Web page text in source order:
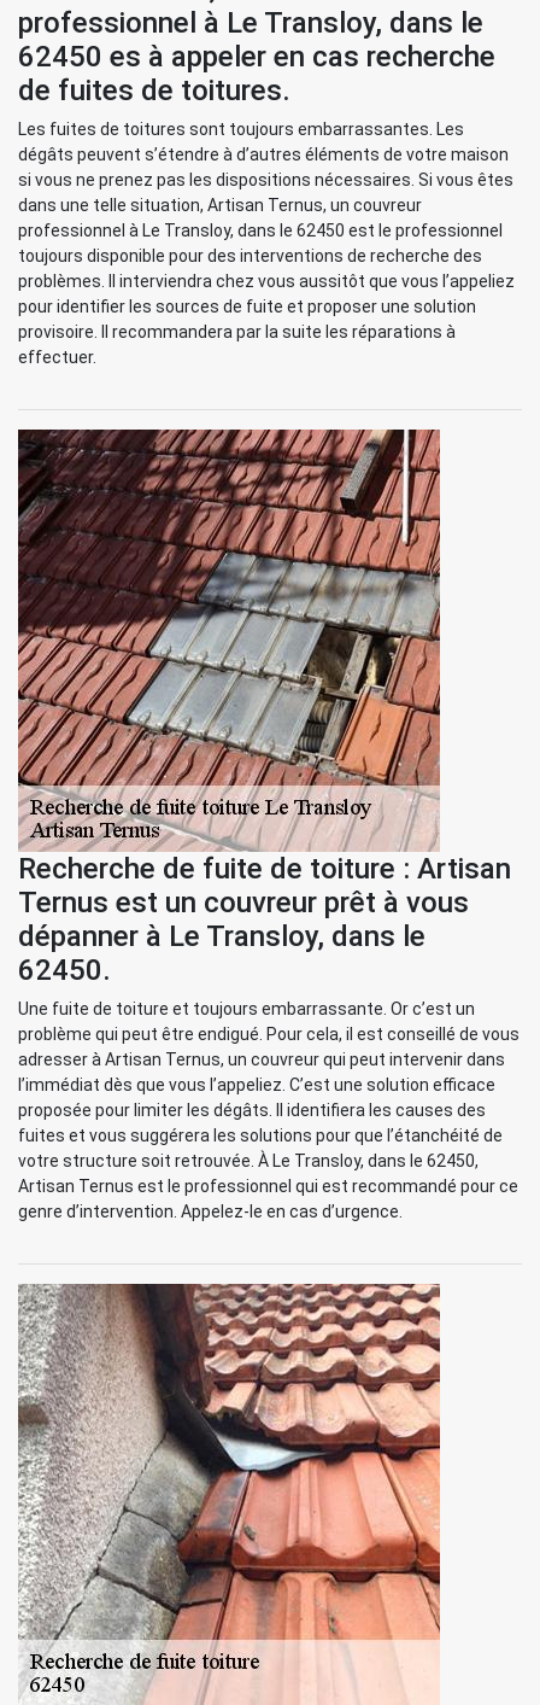
professionnel à Le Transloy, dans le
62450 es à appeler en cas recherche
de fuites de toitures.
Les fuites de toitures sont toujours embarrassantes. Les
dégâts peuvent s’étendre à d’autres éléments de votre maison
si vous ne prenez pas les dispositions nécessaires. Si vous êtes
dans une telle situation, Artisan Ternus, un couvreur
professionnel à Le Transloy, dans le 62450 est le professionnel
toujours disponible pour des interventions de recherche des
problèmes. Il interviendra chez vous aussitôt que vous l’appeliez
pour identifier les sources de fuite et proposer une solution
provisoire. Il recommandera par la suite les réparations à
effectuer.
Recherche de fuite de toiture : Artisan
Ternus est un couvreur prêt à vous
dépanner à Le Transloy, dans le
62450.
Une fuite de toiture et toujours embarrassante. Or c’est un
problème qui peut être endigué. Pour cela, il est conseillé de vous
adresser à Artisan Ternus, un couvreur qui peut intervenir dans
l’immédiat dès que vous l’appeliez. C’est une solution efficace
proposée pour limiter les dégâts. Il identifiera les causes des
fuites et vous suggérera les solutions pour que l’étanchéité de
votre structure soit retrouvée. À Le Transloy, dans le 62450,
Artisan Ternus est le professionnel qui est recommandé pour ce
genre d’intervention. Appelez-le en cas d’urgence.